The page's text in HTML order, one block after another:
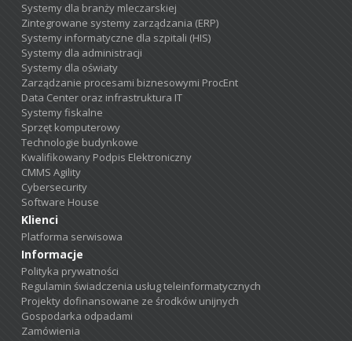
Systemy dla branży mleczarskiej
Zintegrowane systemy zarządzania (ERP)
Systemy informatyczne dla szpitali (HIS)
Systemy dla administracji
Systemy dla oświaty
Zarządzanie procesami biznesowymi ProcEnt
Data Center oraz infrastruktura IT
Systemy fiskalne
Sprzęt komputerowy
Technologie budynkowe
Kwalifikowany Podpis Elektroniczny
CMMS Agility
Cybersecurity
Software House
Klienci
Platforma serwisowa
Informacje
Polityka prywatności
Regulamin świadczenia usług teleinformatycznych
Projekty dofinansowane ze środków unijnych
Gospodarka odpadami
Zamówienia